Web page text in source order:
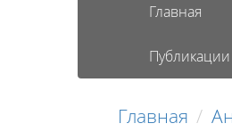
Главная
Публикации
Главная